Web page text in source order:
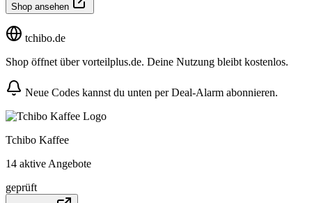
Shop ansehen
tchibo.de
Shop öffnet über vorteilplus.de. Deine Nutzung bleibt kostenlos.
Neue Codes kannst du unten per Deal-Alarm abonnieren.
Tchibo Kaffee
14 aktive Angebote
geprüft